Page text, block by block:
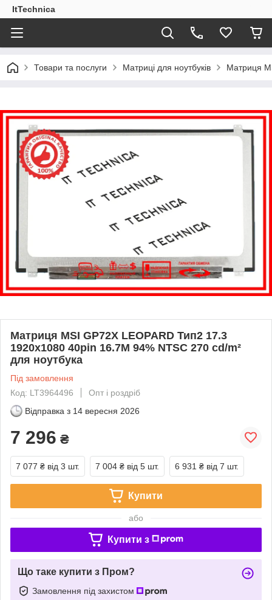
ItTechnica
Товари та послуги Матриці для ноутбуків Матриця
Матриця MSI GP72X LEOPARD Тип2 17.3
1920x1080 40pin 16.7M 94% NTSC 270 cd/m²
для ноутбука
Під замовлення
Код: LT3964496
Опт і роздріб
Відправка з 14 вересня 2026
7 296 ₴
7 077 ₴ від 3 шт. 7 004 ₴ від 5 шт. 6 931 ₴ від 7 шт.
Купити
або
Купити з
Що таке купити з Пром?
Замовлення під захистом